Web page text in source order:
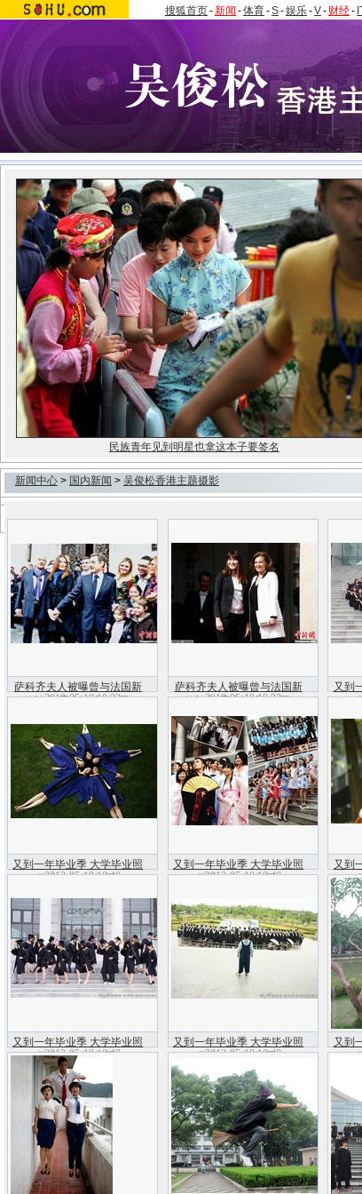
搜狐首页-新闻 -体育-S-娱乐-V- 财经-
民族青年见到明星也拿这本子要签名
1234
新闻中心 > 国内新闻 > 吴俊松香港主题摄影
萨科齐夫人被曝曾与法国新
外长有“露水情缘”(组图)
2012-05-18 10:33
萨科齐夫人被曝曾与法国新
外长有“露水情缘”(组图)
2012-05-18 10:33
又到
又到一年毕业季 大学毕业照
不疯狂怎行(组图)
2012-05-18 10:40
又到一年毕业季 大学毕业照
不疯狂怎行(组图)
2012-05-18 10:40
又到
又到一年毕业季 大学毕业照
不疯狂怎行(组图)
2012-05-18 10:40
又到一年毕业季 大学毕业照
不疯狂怎行(组图)
2012-05-18 10:40
又到